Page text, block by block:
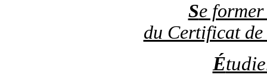
Se
du Certificat
É